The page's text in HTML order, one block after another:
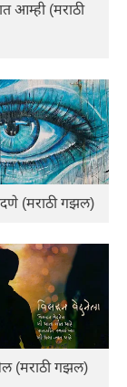
आम्ही (मराठी
(मराठी गझल)
(मराठी गझल)